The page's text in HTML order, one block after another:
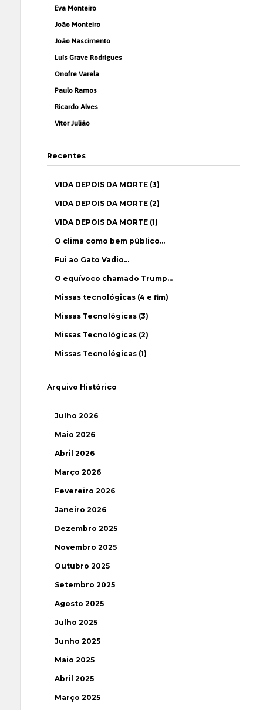
Eva Monteiro
João Monteiro
João Nascimento
Luís Grave Rodrigues
Onofre Varela
Paulo Ramos
Ricardo Alves
Vítor Julião
Recentes
VIDA DEPOIS DA MORTE (3)
VIDA DEPOIS DA MORTE (2)
VIDA DEPOIS DA MORTE (1)
O clima como bem público…
Fui ao Gato Vadio…
O equívoco chamado Trump…
Missas tecnológicas (4 e fim)
Missas Tecnológicas (3)
Missas Tecnológicas (2)
Missas Tecnológicas (1)
Arquivo Histórico
Julho 2026
Maio 2026
Abril 2026
Março 2026
Fevereiro 2026
Janeiro 2026
Dezembro 2025
Novembro 2025
Outubro 2025
Setembro 2025
Agosto 2025
Julho 2025
Junho 2025
Maio 2025
Abril 2025
Março 2025